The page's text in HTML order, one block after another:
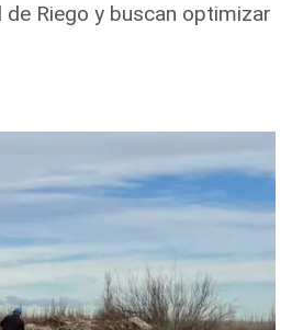
Riego y buscan optimizar